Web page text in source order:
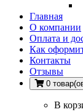
Главная
О компании
Оплата и
Как
Контакты
Отзывы
0
В